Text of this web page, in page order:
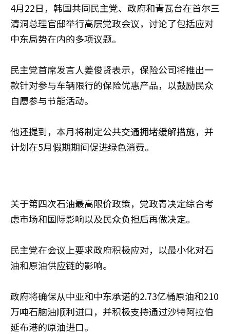
4月22日，韩国共同民主党、政府和青瓦台在首尔三
清洞总理官邸举行高层党政会议，讨论了包括应对
中东局势在内的多项议题。
民主党首席发言人姜俊贤表示，保险公司将推出一
款针对参与车辆限行的保险优惠产品，以鼓励民众
自愿参与节能活动。
他还提到，本月将制定公共交通拥堵缓解措施，并
计划在5月假期期间促进绿色消费。
关于第四次石油最高限价政策，党政青决定综合考
虑市场和国际影响以及民众负担后再做决定。
民主党在会议上要求政府积极应对，以最小化对石
油和原油供应链的影响。
政府将确保从中亚和中东承诺的2.73亿桶原油和210
万吨石脑油顺利进口，并积极支持通过沙特阿拉伯
延布港的原油进口。